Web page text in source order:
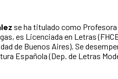
se ha titulado como
es Licenciada en Letras
de Buenos Aires). Se
Española (Dep. de Letras